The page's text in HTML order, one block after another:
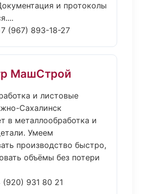
и протоколы
(967) 893-18-27
МашСтрой
и листовые
Сахалинск
в металлообработка и
Умеем
производство быстро,
объёмы без потери
(920) 931 80 21